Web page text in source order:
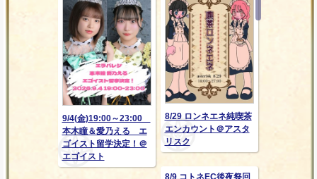
9/4(金)19:00～23:00
本木瞳＆愛乃える エ
ゴイスト留学決定！＠
エゴイスト
8/29 ロンネエネ純喫茶
エンカウント＠アスタ
リスク
8/9 コトネEC後夜祭回